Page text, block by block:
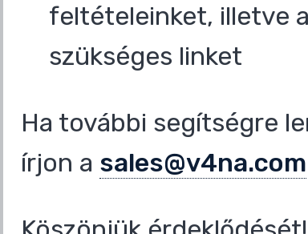
feltételeinket, illetve
szükséges linket
Ha további segítségre
írjon a sales@v4na.com